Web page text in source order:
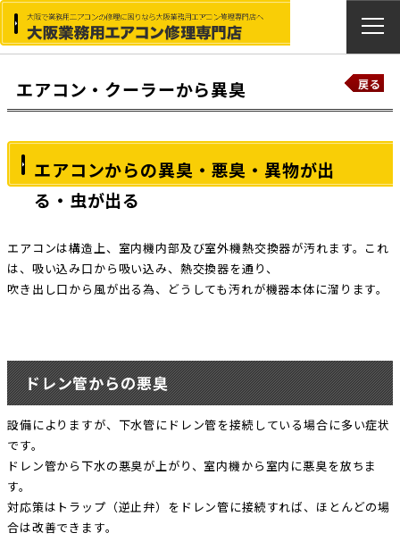
エアコン・クーラーから異臭 戻る
エアコンからの異臭・悪臭・異物が出
る・虫が出る
エアコンは構造上、室内機内部及び室外機熱交換器が汚れます。これ
は、吸い込み口から吸い込み、熱交換器を通り、
吹き出し口から風が出る為、どうしても汚れが機器本体に溜ります。
ドレン管からの悪臭
設備によりますが、下水管にドレン管を接続している場合に多い症状
です。
ドレン管から下水の悪臭が上がり、室内機から室内に悪臭を放ちま
す。
対応策はトラップ（逆止弁）をドレン管に接続すれば、ほとんどの場
合は改善できます。